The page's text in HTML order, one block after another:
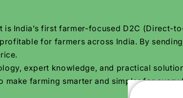
is India’s first farmer-focused D2C (Direct-
for farmers across India. By
expert knowledge, and practical
make farming smarter and simpler for every